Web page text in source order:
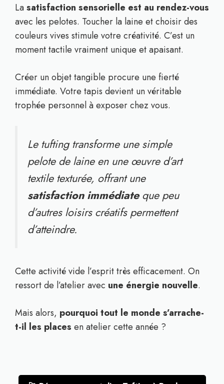
Lasatisfaction sensorielle est au rendez-vous
avec les pelotes. Toucher la laine et choisir des
couleurs vives stimule votre créativité. C’est un
moment tactile vraiment unique et apaisant.
Créer un objet tangible procure une fierté
immédiate. Votre tapis devient un véritable
trophée personnel à exposer chez vous.
Le tufting transforme une simple
pelote de laine en une œuvre d’art
textile texturée, offrant une
satisfaction immédiateque peu
d’autres loisirs créatifs permettent
d’atteindre.
Cette activité vide l’esprit très efficacement. On
ressort de l’atelier avec une énergie nouvelle.
Mais alors, pourquoi tout le monde s’arrache-
t-il les places en atelier cette année ?